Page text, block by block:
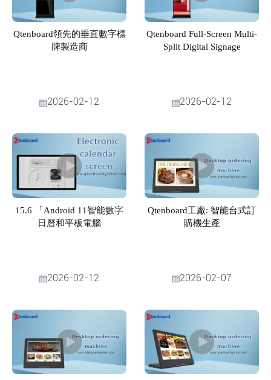
Qtenboard領先的垂直數字標
牌製造商
2026-02-12
Qtenboard Full-Screen Multi-
Split Digital Signage
2026-02-12
15.6 「Android 11智能數字
日曆和平板電腦
2026-02-12
Qtenboard工廠: 智能台式訂
購機生產
2026-02-07